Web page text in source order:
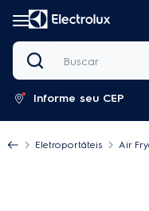
Buscar
Informe seu CEP
Eletroportáteis Air